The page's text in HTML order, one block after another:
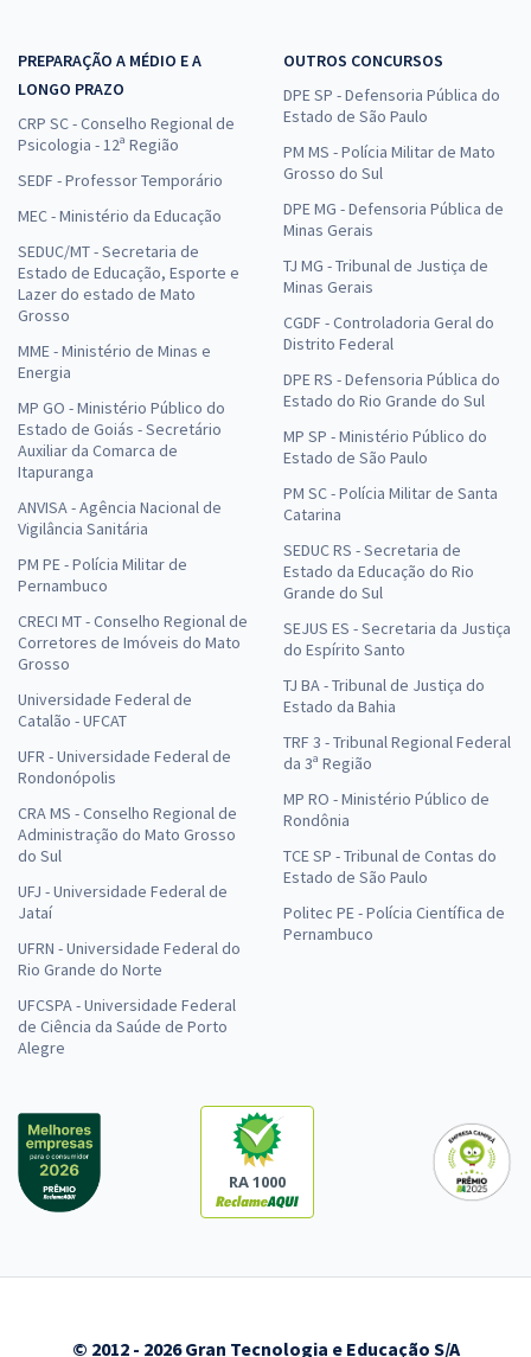
PREPARAÇÃO A MÉDIO E A
LONGO PRAZO
CRP SC - Conselho Regional de
Psicologia - 12ª Região
SEDF - Professor Temporário
MEC - Ministério da Educação
SEDUC/MT - Secretaria de
Estado de Educação, Esporte e
Lazer do estado de Mato
Grosso
MME - Ministério de Minas e
Energia
MP GO - Ministério Público do
Estado de Goiás - Secretário
Auxiliar da Comarca de
Itapuranga
ANVISA - Agência Nacional de
Vigilância Sanitária
PM PE - Polícia Militar de
Pernambuco
CRECI MT - Conselho Regional de
Corretores de Imóveis do Mato
Grosso
Universidade Federal de
Catalão - UFCAT
UFR - Universidade Federal de
Rondonópolis
CRA MS - Conselho Regional de
Administração do Mato Grosso
do Sul
UFJ - Universidade Federal de
Jataí
UFRN - Universidade Federal do
Rio Grande do Norte
UFCSPA - Universidade Federal
de Ciência da Saúde de Porto
Alegre
OUTROS CONCURSOS
DPE SP - Defensoria Pública do
Estado de São Paulo
PM MS - Polícia Militar de Mato
Grosso do Sul
DPE MG - Defensoria Pública de
Minas Gerais
TJ MG - Tribunal de Justiça de
Minas Gerais
CGDF - Controladoria Geral do
Distrito Federal
DPE RS - Defensoria Pública do
Estado do Rio Grande do Sul
MP SP - Ministério Público do
Estado de São Paulo
PM SC - Polícia Militar de Santa
Catarina
SEDUC RS - Secretaria de
Estado da Educação do Rio
Grande do Sul
SEJUS ES - Secretaria da Justiça
do Espírito Santo
TJ BA - Tribunal de Justiça do
Estado da Bahia
TRF 3 - Tribunal Regional Federal
da 3ª Região
MP RO - Ministério Público de
Rondônia
TCE SP - Tribunal de Contas do
Estado de São Paulo
Politec PE - Polícia Científica de
Pernambuco
RA 1000
© 2012 - 2026 Gran Tecnologia e Educação S/A